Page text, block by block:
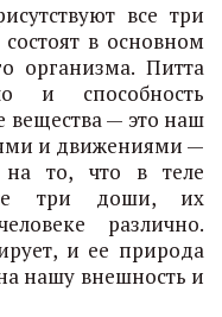
все три
в основном
организма. Питта
и способность
вещества — это наш
и движениями —
на то, что в теле
три доши, их
различно.
и ее природа
нашу внешность и